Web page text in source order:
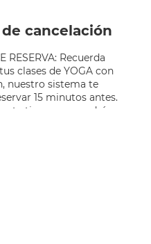
cancelación
RESERVA: Recuerda
clases de YOGA con
nuestro sistema te
15 minutos antes.
tiempo no podrás